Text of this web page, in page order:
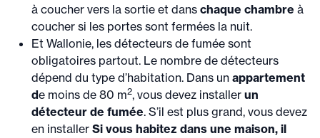
à coucher vers la sortie et dans chaque chambre à
coucher si les portes sont fermées la nuit.
Et Wallonie, les détecteurs de fumée sont
obligatoires partout. Le nombre de détecteurs
dépend du type d’habitation. Dans un appartement
de moins de 80 m2, vous devez installer un
détecteur de fumée. S’il est plus grand, vous devez
en installer Si vous habitez dans une maison, il